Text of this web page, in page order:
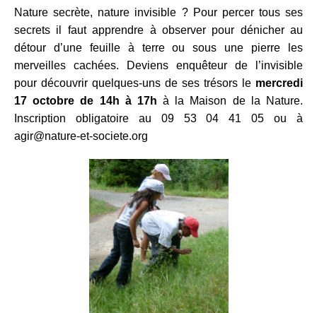
Nature secrète, nature invisible ? Pour percer tous ses
secrets il faut apprendre à observer pour dénicher au
détour d’une feuille à terre ou sous une pierre les
merveilles cachées. Deviens enquêteur de l’invisible
pour découvrir quelques-uns de ses trésors le mercredi
17 octobre de 14h à 17h à la Maison de la Nature.
Inscription obligatoire au 09 53 04 41 05 ou à
agir@nature-et-societe.org